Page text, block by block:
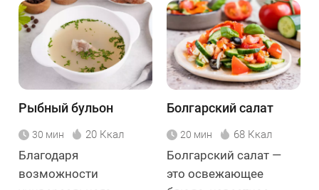
Рыбный бульон
30 мин 20 Ккал
Благодаря
возможности
Болгарский салат
20 мин 68 Ккал
Болгарский салат —
это освежающее